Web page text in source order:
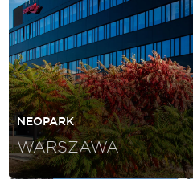
NEOPARK
WARSZAWA